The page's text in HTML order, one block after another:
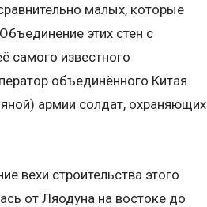
малых, которые
этих стен с
самого известного
объединённого Китая.
армии солдат, охраняющих
вехи строительства этого
от Ляодуна на востоке до